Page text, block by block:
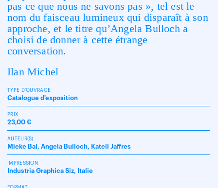
pas ce que nous ne savons pas », tel est le
nom du faisceau lumineux qui disparaît à son
approche, et le titre qu’Angela Bulloch a
choisi de donner à cette étrange
conversation.
Ilan Michel
TYPE D'OUVRAGE
Catalogue d'exposition
PRIX
23,00 €
AUTEUR(S)
Mieke Bal, Angela Bulloch, Katell Jaffres
IMPRESSION
Industria Graphica Siz, Italie